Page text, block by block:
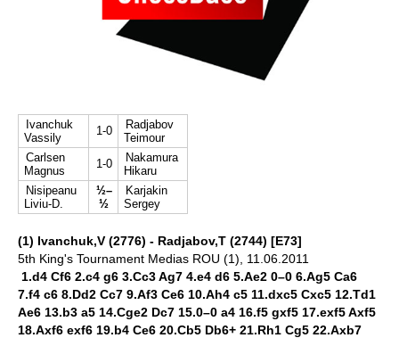
Ivanchuk
Vassily
1-0
Radjabov
Teimour
Carlsen
Magnus
1-0
Nakamura
Hikaru
Nisipeanu
Liviu-D.
½–
½
Karjakin
Sergey
(1) Ivanchuk,V (2776) - Radjabov,T (2744) [E73]
5th King's Tournament Medias ROU (1), 11.06.2011
1.d4 Cf6 2.c4 g6 3.Cc3 Ag7 4.e4 d6 5.Ae2 0–0 6.Ag5 Ca6
7.f4 c6 8.Dd2 Cc7 9.Af3 Ce6 10.Ah4 c5 11.dxc5 Cxc5 12.Td1
Ae6 13.b3 a5 14.Cge2 Dc7 15.0–0 a4 16.f5 gxf5 17.exf5 Axf5
18.Axf6 exf6 19.b4 Ce6 20.Cb5 Db6+ 21.Rh1 Cg5 22.Axb7